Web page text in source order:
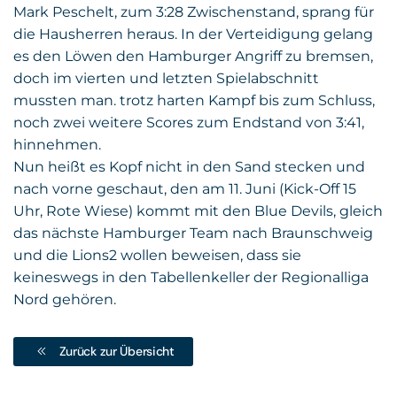
Mark Peschelt, zum 3:28 Zwischenstand, sprang für
die Hausherren heraus. In der Verteidigung gelang
es den Löwen den Hamburger Angriff zu bremsen,
doch im vierten und letzten Spielabschnitt
mussten man. trotz harten Kampf bis zum Schluss,
noch zwei weitere Scores zum Endstand von 3:41,
hinnehmen.
Nun heißt es Kopf nicht in den Sand stecken und
nach vorne geschaut, den am 11. Juni (Kick-Off 15
Uhr, Rote Wiese) kommt mit den Blue Devils, gleich
das nächste Hamburger Team nach Braunschweig
und die Lions2 wollen beweisen, dass sie
keineswegs in den Tabellenkeller der Regionalliga
Nord gehören.
Zurück zur Übersicht